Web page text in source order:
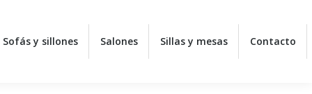
Sofás y sillones Salones Sillas y mesas Contacto
Sofás y sillones Salones Sillas y mesas Contacto